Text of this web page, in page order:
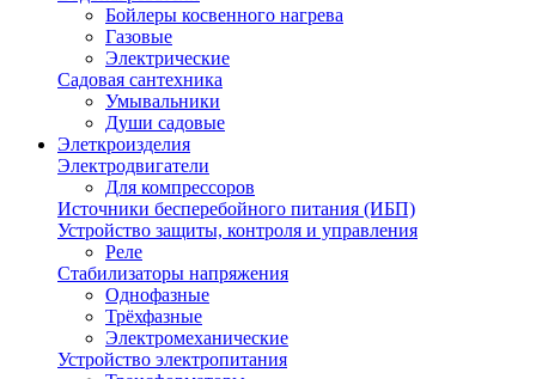
Бойлеры косвенного нагрева
Газовые
Электрические
Садовая сантехника
Умывальники
Души садовые
Элеткроизделия
Электродвигатели
Для компрессоров
Источники бесперебойного питания (ИБП)
Устройство защиты, контроля и управления
Реле
Стабилизаторы напряжения
Однофазные
Трёхфазные
Электромеханические
Устройство электропитания